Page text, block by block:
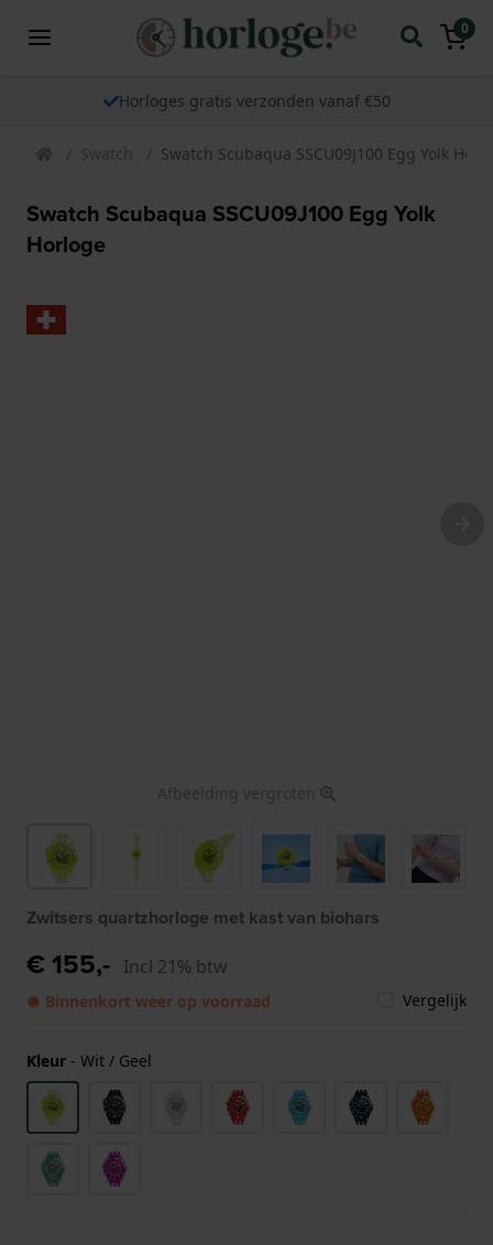
0
Horloges gratis verzonden vanaf €50
Swatch Swatch Scubaqua SSCU09J100 Egg Yolk
Swatch Scubaqua SSCU09J100 Egg Yolk
Horloge
Afbeelding vergroten
Zwitsers quartzhorloge met kast van biohars
€ 155,- Incl 21% btw
● Binnenkort weer op voorraad Vergelijk
Kleur - Wit / Geel